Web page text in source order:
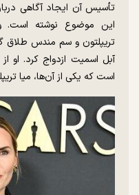
تأسیس آن ایجاد آگاهی
این موضوع نوشته است.
آبل اسمیت ازدواج کرد.
است که یکی از آن‌ها، میا